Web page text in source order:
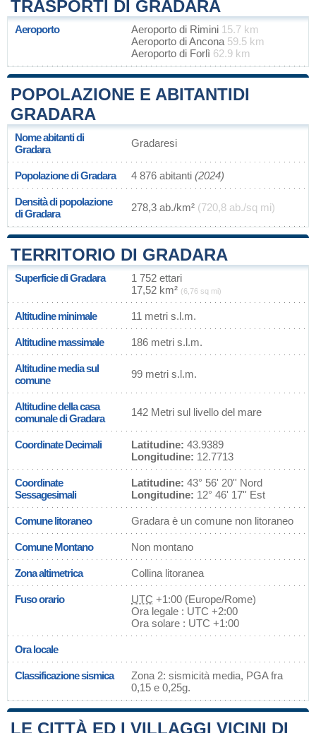
TRASPORTI DI GRADARA
Aeroporto Aeroporto di Rimini 15.7 km
Aeroporto di Ancona 59.5 km
Aeroporto di Forlì 62.9 km
POPOLAZIONE E ABITANTIDI
GRADARA
Nome abitanti di
Gradara
Gradaresi
Popolazione di Gradara 4 876 abitanti (2024)
Densità di popolazione
di Gradara
278,3 ab./km² (720,8 ab./sq mi)
TERRITORIO DI GRADARA
Superficie di Gradara
1 752 ettari
17,52 km² (6,76 sq mi)
Altitudine minimale 11 metri s.l.m.
Altitudine massimale 186 metri s.l.m.
Altitudine media sul
comune
99 metri s.l.m.
Altitudine della casa
comunale di Gradara
142 Metri sul livello del mare
Coordinate Decimali Latitudine: 43.9389
Longitudine: 12.7713
Coordinate
Sessagesimali
Latitudine: 43° 56' 20'' Nord
Longitudine: 12° 46' 17'' Est
Comune litoraneo Gradara è un comune non litoraneo
Comune Montano Non montano
Zona altimetrica Collina litoranea
Fuso orario UTC +1:00 (Europe/Rome)
Ora legale : UTC +2:00
Ora solare : UTC +1:00
Ora locale
Classificazione sismica
Zona 2: sismicità media, PGA fra
0,15 e 0,25g.
LE CITTÀ ED I VILLAGGI VICINI DI